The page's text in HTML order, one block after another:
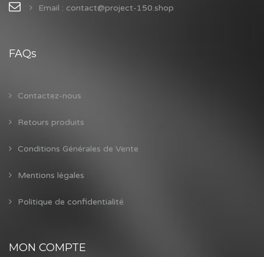
Email : contact@project-150.shop
FAQs
Contactez-nous
Retours produits
Conditions Générales de Vente
Mentions légales
Politique de confidentialité
MON COMPTE